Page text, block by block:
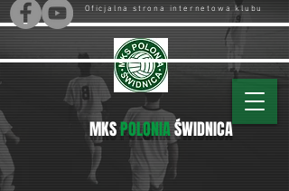
Oficjalna strona internetowa klubu
MKSPOLONIAŚWIDNICA